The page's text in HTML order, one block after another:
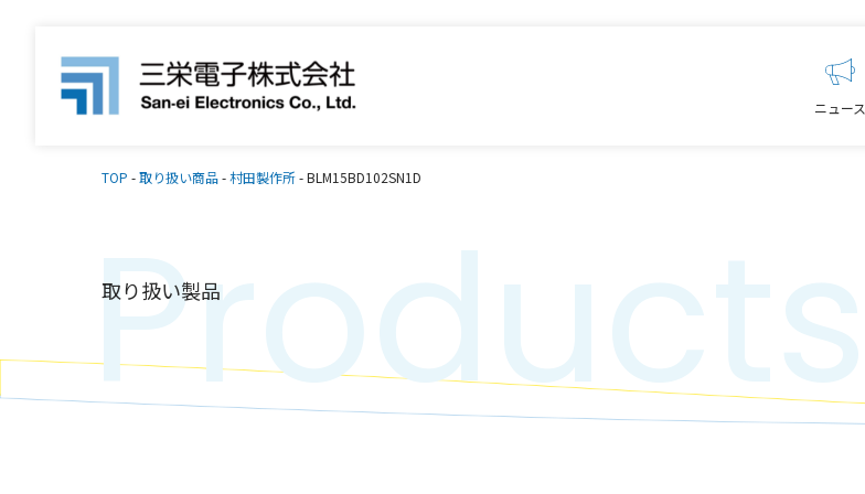
ニュース
TOP -取り扱い商品-村田製作所-BLM15BD102SN1D
取り扱い製品
Products